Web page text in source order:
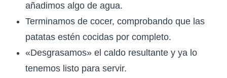
añadimos algo de agua.
Terminamos de cocer, comprobando que las
patatas estén cocidas por completo.
«Desgrasamos» el caldo resultante y ya lo
tenemos listo para servir.